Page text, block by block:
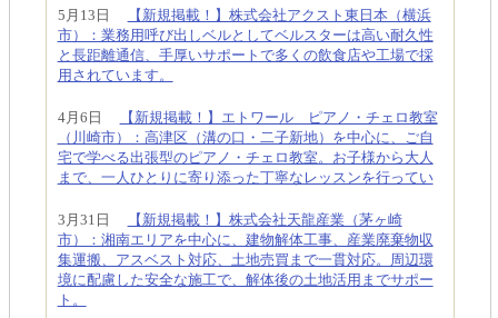
5月13日
【新規掲載！】株式会社アクスト東日本（横浜
市）：業務用呼び出しベルとしてベルスターは高い耐久性
と長距離通信、手厚いサポートで多くの飲食店や工場で採
用されています。
4月6日
【新規掲載！】エトワール ピアノ・チェロ教室
（川崎市）：高津区（溝の口・二子新地）を中心に、ご自
宅で学べる出張型のピアノ・チェロ教室。お子様から大人
まで、一人ひとりに寄り添った丁寧なレッスンを行ってい
3月31日
【新規掲載！】株式会社天龍産業（茅ヶ崎
市）：湘南エリアを中心に、建物解体工事、産業廃棄物収
集運搬、アスベスト対応、土地売買まで一貫対応。周辺環
境に配慮した安全な施工で、解体後の土地活用までサポー
ト。